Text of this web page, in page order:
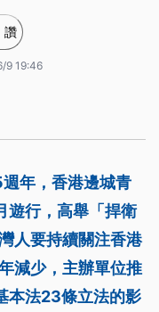
讚
9 19:46
年，香港邊城青
遊行，高舉「捍衛
人要持續關注香港
減少，主辦單位推
本法23條立法的影